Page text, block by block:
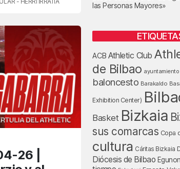
26 |
las Personas Mayores»
ACB Athletic Club
de Bilbao
baloncesto Barakaldo
Exhibition Center)
Basket Bizkaia
sus comarcas Copa
cultura Cáritas Bizkaia
Diócesis de Bilbao